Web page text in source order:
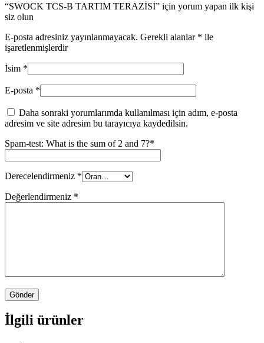
“SWOCK TCS-B TARTIM TERAZİSİ” için yorum yapan ilk kişi
siz olun
E-posta adresiniz yayınlanmayacak. Gerekli alanlar * ile
işaretlenmişlerdir
İsim *
E-posta *
Daha sonraki yorumlarımda kullanılması için adım, e-posta
adresim ve site adresim bu tarayıcıya kaydedilsin.
Spam-test: What is the sum of 2 and 7?*
Derecelendirmeniz *
Değerlendirmeniz *
İlgili ürünler